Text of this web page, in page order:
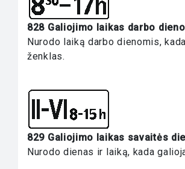
828 Galiojimo laikas darbo
Nurodo laiką darbo dienomis,
ženklas.
829 Galiojimo laikas savaitės
Nurodo dienas ir laiką, kada